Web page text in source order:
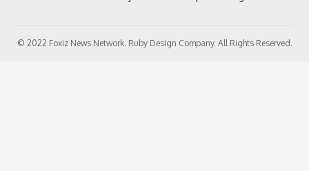
© 2022 Foxiz News Network. Ruby Design Company. All Rights Reserved.